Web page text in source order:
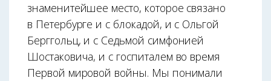
знаменитейшее место, которое связано
в Петербурге и с блокадой, и с Ольгой
Берггольц, и с Седьмой симфонией
Шостаковича, и с госпиталем во время
Первой мировой войны. Мы понимали